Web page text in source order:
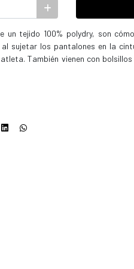
tejido 100% polydry, son
sujetar los pantalones en la
También vienen con